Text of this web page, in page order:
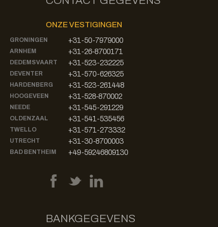
ONZE VESTIGINGEN
GRONINGEN +31-50-7979000
ARNHEM +31-26-8700171
DEDEMSVAART +31-523-232225
DEVENTER +31-570-626325
HARDENBERG +31-523-261448
HOOGEVEEN +31-528-870002
NEEDE +31-545-291229
OLDENZAAL +31-541-535456
TWELLO +31-571-273332
UTRECHT +31-30-8700003
BAD BENTHEIM +49-59246809130
BANKGEGEVENS